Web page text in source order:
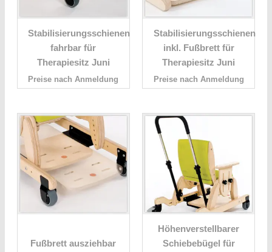
Stabilisierungsschienen
fahrbar für
Therapiesitz Juni
Preise nach Anmeldung
Stabilisierungsschienen
inkl. Fußbrett für
Therapiesitz Juni
Preise nach Anmeldung
Fußbrett ausziehbar
Höhenverstellbarer
Schiebebügel für